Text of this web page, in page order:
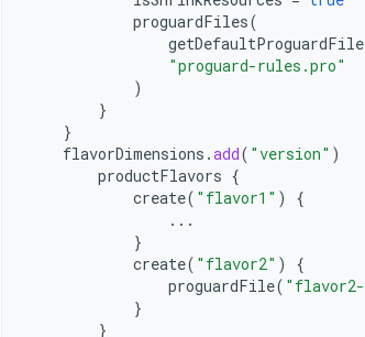
proguardFiles(
getDefaultProguardFile
"proguard-rules.pro"
)
}
}
flavorDimensions .add( "version" )
productFlavors {
create( "flavor1" )
{
...
}
create( "flavor2" )
{
proguardFile(
}
}